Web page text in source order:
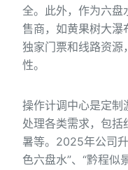
全。此外，作为六盘
售商，如黄果树大瀑
独家门票和线路资源
性。
操作计调中心是定制
处理各类需求，包
暑等。2025年公司
色六盘水”、“黔程似